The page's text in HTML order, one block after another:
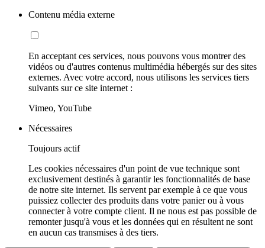
Contenu média externe
En acceptant ces services, nous pouvons vous montrer des
vidéos ou d'autres contenus multimédia hébergés sur des sites
externes. Avec votre accord, nous utilisons les services tiers
suivants sur ce site internet :
Vimeo, YouTube
Nécessaires
Toujours actif
Les cookies nécessaires d'un point de vue technique sont
exclusivement destinés à garantir les fonctionnalités de base
de notre site internet. Ils servent par exemple à ce que vous
puissiez collecter des produits dans votre panier ou à vous
connecter à votre compte client. Il ne nous est pas possible de
remonter jusqu'à vous et les données qui en résultent ne sont
en aucun cas transmises à des tiers.